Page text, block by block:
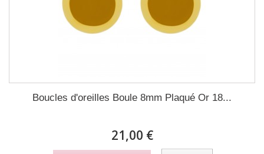
Boucles d'oreilles Boule 8mm Plaqué Or 18...
21,00 €